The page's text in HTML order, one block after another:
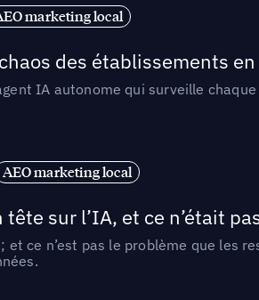
marketing local
des établissements
IA autonome qui surveille
AEO marketing local
sur l’IA, et ce n’était
ce n’est pas le problème que les